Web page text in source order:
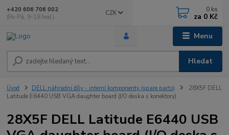
Menu
CZK
Hledat
+420 606 706 002
(Po-Pá, 9-18 hod.)
0 ks
za 0 Kč
Úvod DELL náhradní díly - interní komponenty (spare parts)
28X5F DELL
Latitude E6440 USB VGA daughter board (I/O deska s konektory)
28X5F DELL Latitude E6440 USB